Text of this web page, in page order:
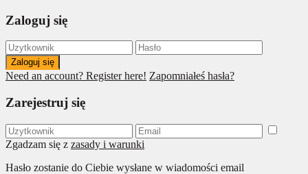
Zaloguj się
Zaloguj się
Need an account? Register here! Zapomniałeś hasła?
Zarejestruj się
Zgadzam się z zasady i warunki
Hasło zostanie do Ciebie wysłane w wiadomości email